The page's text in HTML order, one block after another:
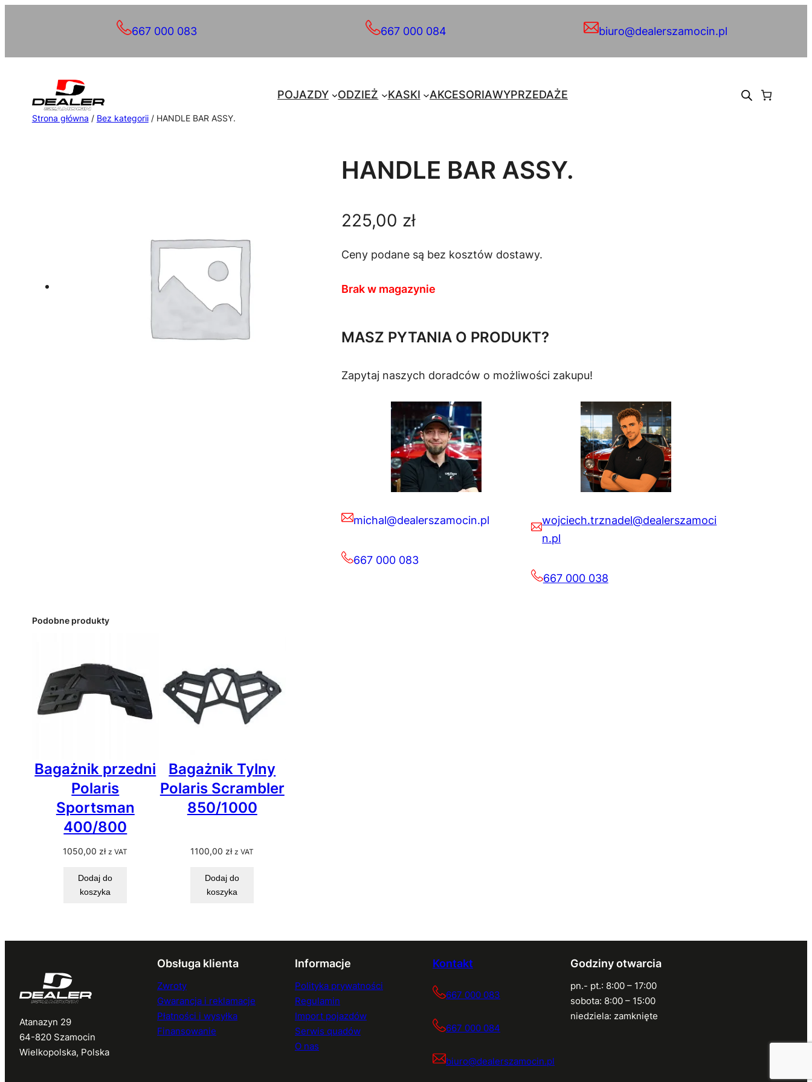
667 000 083 667 000 084 biuro@dealerszamocin.pl
POJAZDY ODZIEŻ KASKI AKCESORIAWYPRZEDAŻE
Strona główna / Bez kategorii/ HANDLE BAR ASSY.
HANDLE BAR ASSY.
225,00 zł
Ceny podane są bez kosztów dostawy.
Brak w magazynie
MASZ PYTANIA O PRODUKT?
Zapytaj naszych doradców o możliwości zakupu!
michal@dealerszamocin.pl
667 000 083
wojciech.trznadel@dealerszamoci
n.pl
667 000 038
Podobne produkty
Bagażnik przedni
Polaris
Sportsman
400/800
1050,00 zł z VAT
Dodaj do
koszyka
Bagażnik Tylny
Polaris Scrambler
850/1000
1100,00 zł z VAT
Dodaj do
koszyka
Atanazyn 29
64-820 Szamocin
Wielkopolska, Polska
Obsługa klienta
Zwroty
Gwarancja i reklamacje
Płatności i wysyłka
Finansowanie
Informacje
Polityka prywatności
Regulamin
Import pojazdów
Serwis quadów
O nas
Kontakt
667 000 083
667 000 084
biuro@dealerszamocin.pl
Godziny otwarcia
pn.- pt.: 8:00 – 17:00
sobota: 8:00 – 15:00
niedziela: zamknięte